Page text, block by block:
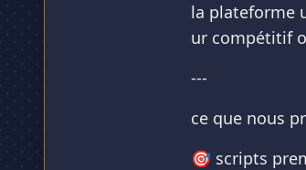
la plateforme
ur compétitif
---
ce que nous
🎯 scripts